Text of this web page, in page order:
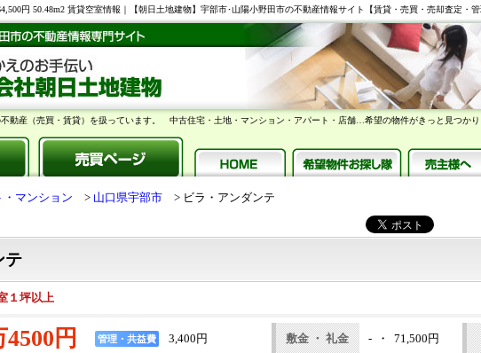
円 50.48m2 賃貸空室情報｜【朝日土地建物】宇部市･山陽小野田市の不動産情報サイト【賃貸・売買・売却査定・
動産（売買・賃貸）を扱っています。 中古住宅・土地・マンション・アパート・店舗…希望の物件がきっと見つか
・マンション 山口県宇部市 ビラ・アンダンテ
テ
坪以上
4500円 管理・共益費 3,400円 敷金 ・ 礼金 - ・ 71,500円